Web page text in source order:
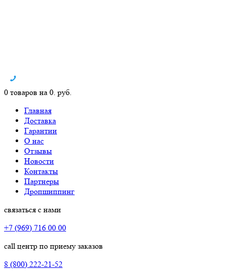
0 товаров на 0. руб.
Главная
Доставка
Гарантии
О нас
Отзывы
Новости
Контакты
Партнеры
Дропшиппинг
связаться с нами
+7 (969) 716 00 00
call центр по приему заказов
8 (800) 222-21-52